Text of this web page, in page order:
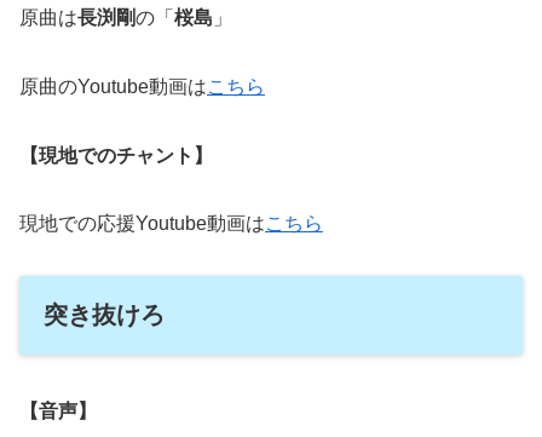
原曲は長渕剛の「 桜島 」
原曲のYoutube動画はこちら
【現地でのチャント】
現地での応援Youtube動画はこちら
突き抜けろ
【音声】